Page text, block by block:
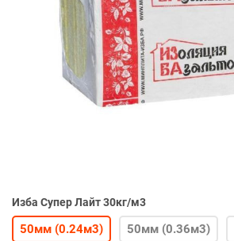
Изба Супер Лайт 30кг/м3
50мм (0.24м3) 50мм (0.36м3)